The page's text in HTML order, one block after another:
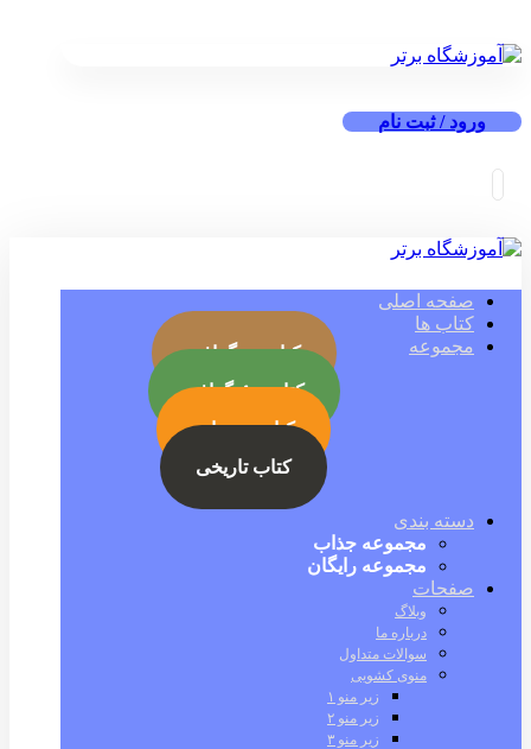
ورود / ثبت نام
صفحه اصلی
کتاب ها
مجموعه
کتاب بیوگرافی
کتاب جئوگرافی
کتاب رمز ارز
کتاب تاریخی
دسته بندی
مجموعه جذاب
مجموعه رایگان
صفحات
وبلاگ
درباره ما
سوالات متداول
منوی کشویی
زیر منو ۱
زیر منو ۲
زیر منو ۳